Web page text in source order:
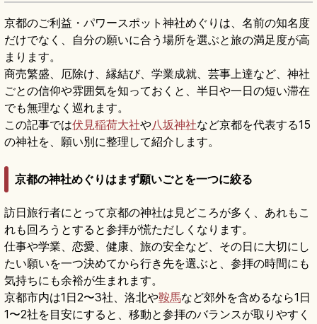
京都のご利益・パワースポット神社めぐりは、名前の知名度
だけでなく、自分の願いに合う場所を選ぶと旅の満足度が高
まります。
商売繁盛、厄除け、縁結び、学業成就、芸事上達など、神社
ごとの信仰や雰囲気を知っておくと、半日や一日の短い滞在
でも無理なく巡れます。
この記事では伏見稲荷大社や八坂神社など京都を代表する15
の神社を、願い別に整理して紹介します。
京都の神社めぐりはまず願いごとを一つに絞る
訪日旅行者にとって京都の神社は見どころが多く、あれもこ
れも回ろうとすると参拝が慌ただしくなります。
仕事や学業、恋愛、健康、旅の安全など、その日に大切にし
たい願いを一つ決めてから行き先を選ぶと、参拝の時間にも
気持ちにも余裕が生まれます。
京都市内は1日2〜3社、洛北や鞍馬など郊外を含めるなら1日
1〜2社を目安にすると、移動と参拝のバランスが取りやすく